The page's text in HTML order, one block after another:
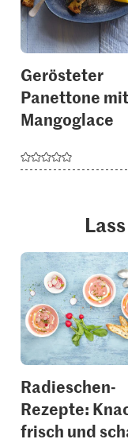
Gerösteter
Panettone mit
Mangoglace
Radieschen-
Rezepte:
frisch und